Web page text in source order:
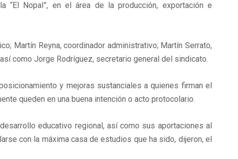
“El Nopal”, en el área de la producción, exportación e
Martín Reyna, coordinador administrativo; Martín Serrato,
como Jorge Rodríguez, secretario general del sindicato.
y mejoras sustanciales a quienes firman el
queden en una buena intención o acto protocolario.
educativo regional, así como sus aportaciones al
con la máxima casa de estudios que ha sido, dijeron, el